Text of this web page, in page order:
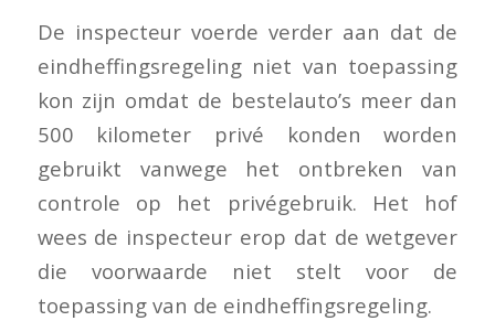
De inspecteur voerde verder aan dat de
eindheffingsregeling niet van toepassing
kon zijn omdat de bestelauto’s meer dan
500 kilometer privé konden worden
gebruikt vanwege het ontbreken van
controle op het privégebruik. Het hof
wees de inspecteur erop dat de wetgever
die voorwaarde niet stelt voor de
toepassing van de eindheffingsregeling.